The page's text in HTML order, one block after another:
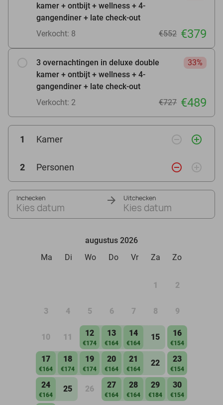
kamer + ontbijt + wellness + 4-
gangendiner + late check-out
Verkocht: 8 €552 €379
3 overnachtingen in deluxe double
kamer + ontbijt + wellness + 4-
gangendiner + late check-out
33%
Verkocht: 2 €727 €489
1 Kamer remove_circle_outline add_circle_outline
2 Personen remove_circle_outline add_circle_outline
Inchecken
Kies datum
Uitchecken
Kies datum
augustus 2026
Ma
Di Wo Do Vr Za Zo
1 2
3 4 5 6 7 8 9
10 11 12
€174
13
€164
14
€164
15 16
€154
17
€164
18
€174
19
€174
20
€164
21
€164
22 23
€154
24
€164
25 26 27
€164
28
€164
29
€184
30
€154